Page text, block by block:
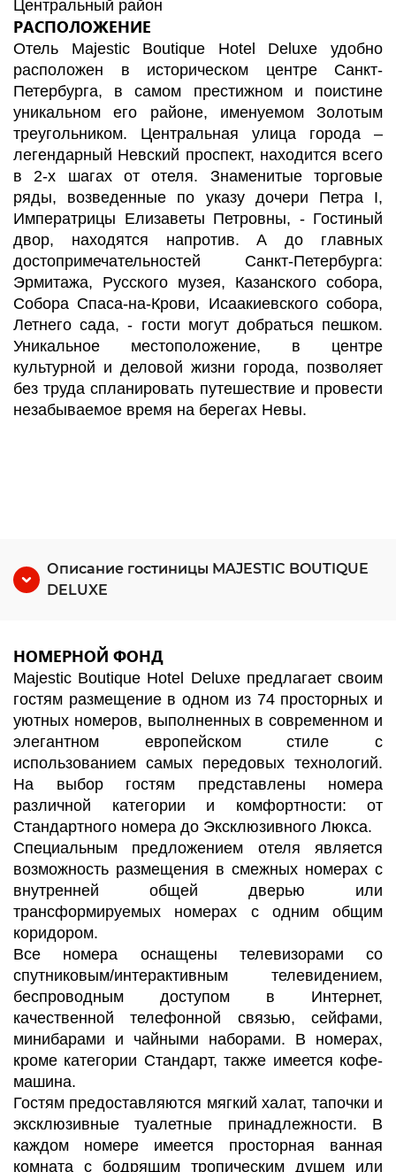
Центральный район
РАСПОЛОЖЕНИЕ
Отель Majestic Boutique Hotel Deluxe удобно
расположен в историческом центре Санкт-
Петербурга, в самом престижном и поистине
уникальном его районе, именуемом Золотым
треугольником. Центральная улица города –
легендарный Невский проспект, находится всего
в 2-х шагах от отеля. Знаменитые торговые
ряды, возведенные по указу дочери Петра I,
Императрицы Елизаветы Петровны, - Гостиный
двор, находятся напротив. А до главных
достопримечательностей Санкт-Петербурга:
Эрмитажа, Русского музея, Казанского собора,
Собора Спаса-на-Крови, Исаакиевского собора,
Летнего сада, - гости могут добраться пешком.
Уникальное местоположение, в центре
культурной и деловой жизни города, позволяет
без труда спланировать путешествие и провести
незабываемое время на берегах Невы.
Описание гостиницы MAJESTIC BOUTIQUE
DELUXE
НОМЕРНОЙ ФОНД
Majestic Boutique Hotel Deluxe предлагает своим
гостям размещение в одном из 74 просторных и
уютных номеров, выполненных в современном и
элегантном европейском стиле с
использованием самых передовых технологий.
На выбор гостям представлены номера
различной категории и комфортности: от
Стандартного номера до Эксклюзивного Люкса.
Специальным предложением отеля является
возможность размещения в смежных номерах с
внутренней общей дверью или
трансформируемых номерах с одним общим
коридором.
Все номера оснащены телевизорами со
спутниковым/интерактивным телевидением,
беспроводным доступом в Интернет,
качественной телефонной связью, сейфами,
минибарами и чайными наборами. В номерах,
кроме категории Стандарт, также имеется кофе-
машина.
Гостям предоставляются мягкий халат, тапочки и
эксклюзивные туалетные принадлежности. В
каждом номере имеется просторная ванная
комната с бодрящим тропическим душем или